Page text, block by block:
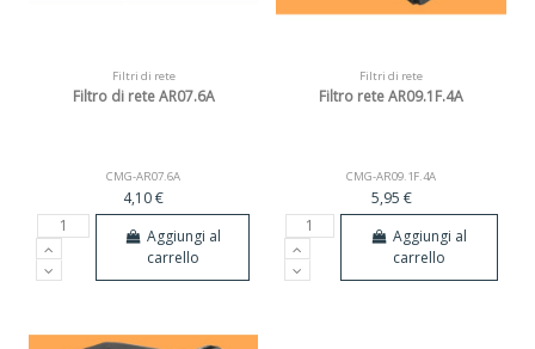
Filtri di rete
Filtro di rete AR07.6A
CMG-AR07.6A
4,10 €
Aggiungi al
carrello
Filtri di rete
Filtro rete AR09.1F.4A
CMG-AR09.1F.4A
5,95 €
Aggiungi al
carrello